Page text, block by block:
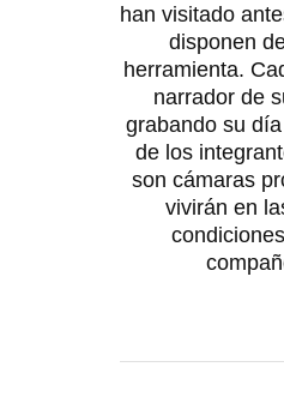
han visitado
disponen
herramienta.
narrador de
grabando su
de los
son cámaras
vivirán en